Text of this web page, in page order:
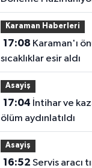
Karaman Haberleri
17:08
sıcaklıklar esir aldı
Asayiş
17:04
ölüm aydınlatıldı
Asayiş
16:52